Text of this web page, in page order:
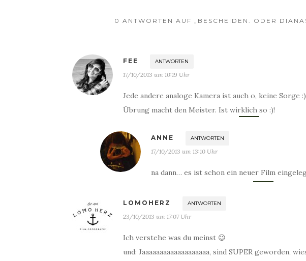
0 ANTWORTEN AUF „BESCHEIDEN. ODER
FEE ANTWORTEN
17/10/2013 um 10:19 Uhr
Jede andere analoge Kamera ist auch o, keine
Übrung macht den Meister. Ist wirklich so :)!
ANNE ANTWORTEN
17/10/2013 um 13:10 Uhr
na dann… es ist schon ein neuer Film
LOMOHERZ ANTWORTEN
23/10/2013 um 17:07 Uhr
Ich verstehe was du meinst 😉
und: Jaaaaaaaaaaaaaaaaaaa, sind SUPER geworden,